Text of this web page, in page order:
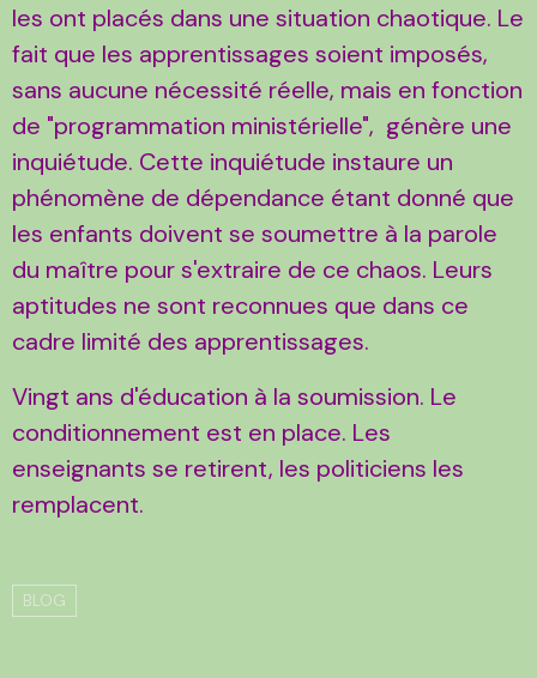
les ont placés dans une situation chaotique. Le
fait que les apprentissages soient imposés,
sans aucune nécessité réelle, mais en fonction
de "programmation ministérielle", génère une
inquiétude. Cette inquiétude instaure un
phénomène de dépendance étant donné que
les enfants doivent se soumettre à la parole
du maître pour s'extraire de ce chaos. Leurs
aptitudes ne sont reconnues que dans ce
cadre limité des apprentissages.
Vingt ans d'éducation à la soumission. Le
conditionnement est en place. Les
enseignants se retirent, les politiciens les
remplacent.
BLOG